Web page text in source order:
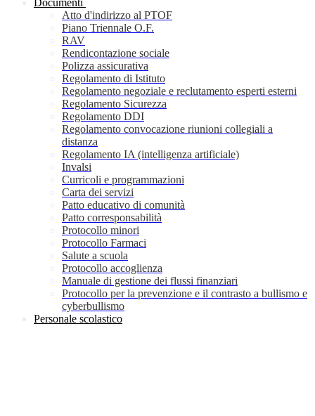
Documenti
Atto d'indirizzo al PTOF
Piano Triennale O.F.
RAV
Rendicontazione sociale
Polizza assicurativa
Regolamento di Istituto
Regolamento negoziale e reclutamento esperti esterni
Regolamento Sicurezza
Regolamento DDI
Regolamento convocazione riunioni collegiali a
distanza
Regolamento IA (intelligenza artificiale)
Invalsi
Curricoli e programmazioni
Carta dei servizi
Patto educativo di comunità
Patto corresponsabilità
Protocollo minori
Protocollo Farmaci
Salute a scuola
Protocollo accoglienza
Manuale di gestione dei flussi finanziari
Protocollo per la prevenzione e il contrasto a bullismo e
cyberbullismo
Personale scolastico